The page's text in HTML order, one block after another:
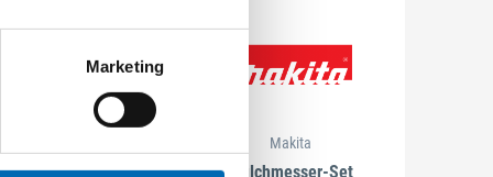
Marketing
SW10-13
Makita
Mulchmesser-Set